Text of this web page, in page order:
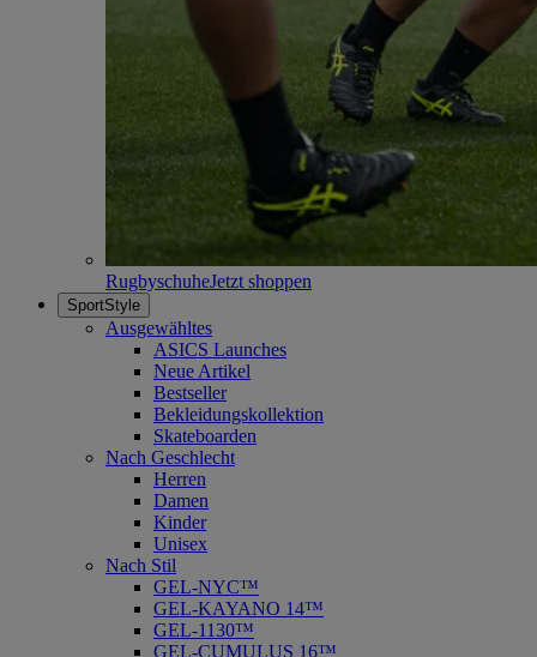
RugbyschuheJetzt shoppen
SportStyle
Ausgewähltes
ASICS Launches
Neue Artikel
Bestseller
Bekleidungskollektion
Skateboarden
Nach Geschlecht
Herren
Damen
Kinder
Unisex
Nach Stil
GEL-NYC™
GEL-KAYANO 14™
GEL-1130™
GEL-CUMULUS 16™